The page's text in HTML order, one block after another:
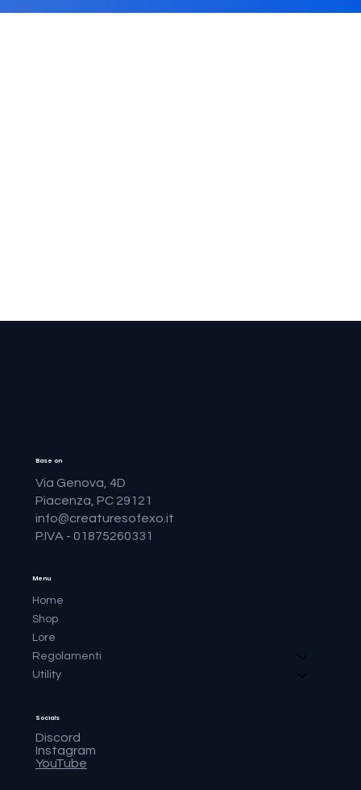
Via Genova, 4D
Piacenza, PC 29121
info@creaturesofexo.it
P.IVA - 01875260331
Base on
Menu
Home
Shop
Lore
Regolamenti
Utility
Discord
Instagram
YouTube
Socials